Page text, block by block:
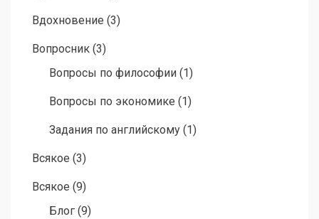
Вдохновение (3)
Вопросник (3)
Вопросы по философии (1)
Вопросы по экономике (1)
Задания по английскому (1)
Всякое (3)
Всякое (9)
Блог (9)